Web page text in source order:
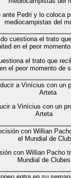
ante Pedri y lo coloca
mediocampistas del
el trato que
en el peor momento de
a Vinícius con un
Arteta
con Willian Pacho
Mundial de Clubes